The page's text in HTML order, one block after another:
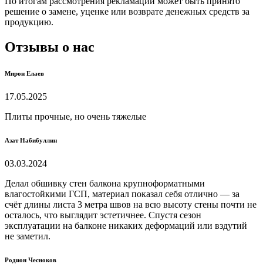
решение о замене, уценке или возврате денежных средств за
продукцию.
Отзывы о нас
Мирон Елаев
17.05.2025
Плиты прочные, но очень тяжелые
Азат Набибуллин
03.03.2024
Делал обшивку стен балкона крупноформатными
влагостойкими ГСП, материал показал себя отлично — за
счёт длины листа 3 метра швов на всю высоту стены почти не
осталось, что выглядит эстетичнее. Спустя сезон
эксплуатации на балконе никаких деформаций или вздутий
не заметил.
Родион Чесноков